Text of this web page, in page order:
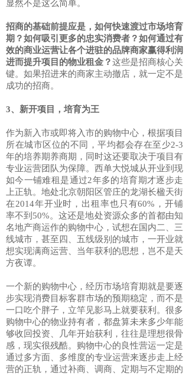
显然不是这么简单。
招商的基础前提应是，如何快速渡过市场培育
期？如何吸引更多的忠实消费者？如何通过有
效的商业运营让各个进驻的品牌商家赢得利润
进而提升项目的物业租金？这些是招商核心关
键。如果招进来的商家主动撤店，就一定不是
成功的招商。
3、新开项目，培育为王
作为新入市或即将入市的购物中心，根据项目
所在城市区位的不同，平均都会存在至少2-3
年的培养期养商期，同时这还要取决于项目有
专业运营团队为保障。西单大悦城从开业到现
如今一铺难租是通过2年多的培育期才逐步走
上正轨。地处北京朝阳区管庄的龙湖长楹天街
在2014年开业时，出租率也只有60%，开铺
率不到50%。这还是地处资源众多的首都由知
名地产商运作的购物中心，试想在国内二、三
线城市，甚至四、五线级别的城市，一开业就
想实现满商运营、当年获利的思想，岂不是天
方夜谭。
一个新的购物中心，经历市场培育期就是要逐
步实现消费目标客群市场的预期稳定，而不是
一口吃个胖子，立竿见影马上就要获利。很多
购物中心的物业持有者，都盘算未来多少年能
够收回投资、几年开始获利，往往是理想很骨
感，现实很残酷。购物中心的良性营运一定是
通过多方面、多维度的专业运营来逐步走上经
营的正轨，通过补商、调商、定期与不定期的